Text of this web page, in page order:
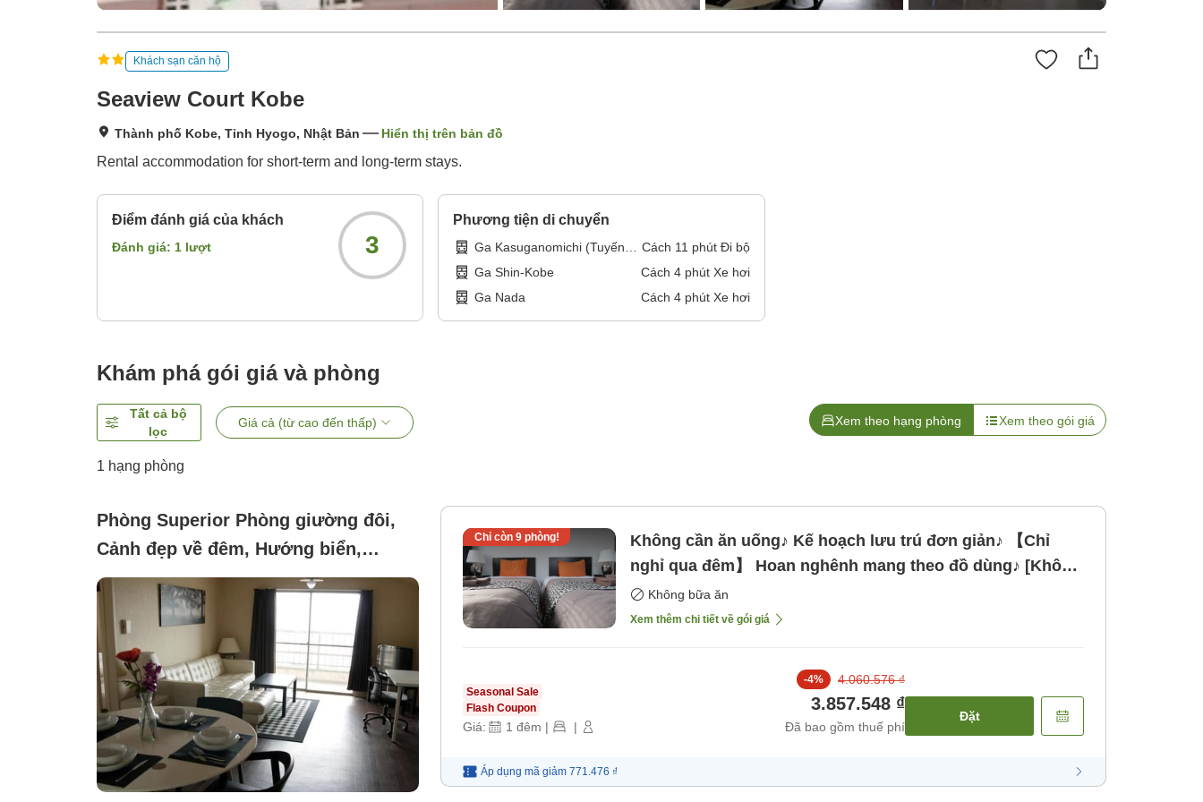
Khách sạn căn hộ
Seaview Court Kobe
Thành phố Kobe, Tỉnh Hyogo, Nhật Bản Hiển thị trên bản đồ
Rental accommodation for short-term and long-term stays.
Điểm đánh giá của khách
Đánh giá: 1 lượt 3
Phương tiện di chuyển
Ga Kasuganomichi (Tuyến
chính Hankyu Kobe)
Cách 11 phút Đi bộ
Ga Shin-Kobe
Cách 4phút Xe hơi
Ga Nada
Cách 4phút Xe hơi
Khám phá gói giá và phòng
Tất cả bộ
lọc
Giá cả (từ cao đến thấp) Xem theo hạng phòng Xem theo gói giá
1 hạng phòng
Phòng Superior Phòng giường đôi,
Cảnh đẹp về đêm, Hướng biển,
Hướng núi, Không hút thuốc (cao
Chỉ còn 9phòng!
Không cần ăn uống♪ Kế hoạch lưu trú đơn giản♪ 【Chỉ
nghỉ qua đêm】 Hoan nghênh mang theo đồ dùng♪ [Không
bao gồm bữa ăn]
Không bữa ăn
Xem thêm chi tiết về gói giá
Seasonal Sale
Flash Coupon
Giá: 1 đêm | |
-4% 4.060.576 ₫
3.857.548 ₫
Đã bao gồm thuế phí
Đặt
Áp dụng mã giảm 771.476 ₫